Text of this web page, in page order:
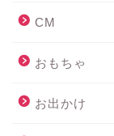
CM
おもちゃ
お出かけ